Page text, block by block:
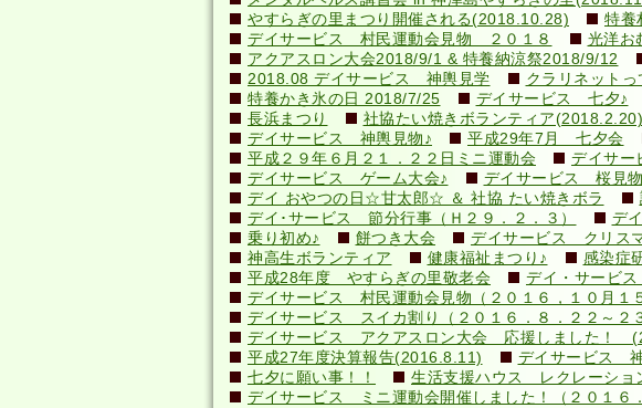
やすらぎの里まつり開催される(2018.10.28)
特養
デイサービス 村民運動会見物 ２０１８
光洋お
アクアスロン大会2018/9/1 & 特養納涼祭2018/9/12
2018.08 デイサービス 神輿見学
クラリネット
特養かき氷の日 2018/7/25
デイサービス 七夕♪
長浜まつり
社協たい焼きボランティア(2018.2.20)
デイサービス 神輿見物♪
平成29年7月 七夕会
平成２９年６月２１．２２日ミニ運動会
デイサ
デイサービス ゲーム大会♪
デイサービス 桜見
デイ おやつの日☆甘太郎☆ ＆ 社協 たい焼きボラ
デイ･サービス 節分行事（Ｈ２９．２．３）
デ
乗り初め♪
餅つき大会 デイサービス クリス
神高生ボランティア
健康福祉まつり♪ 感染症
平成28年度 やすらぎの里敬老会
デイ・サービ
デイサービス 村民運動会見物（２０１６，１０月１
デイサービス スイカ割り（２０１６．８．２２～２
デイサービス アクアスロン大会 応援しました！
平成27年度決算報告(2016.8.11)
デイサービス
七夕に願い事！！
生活支援ハウス レクレーショ
デイサービス ミニ運動会開催しました！（２０１６